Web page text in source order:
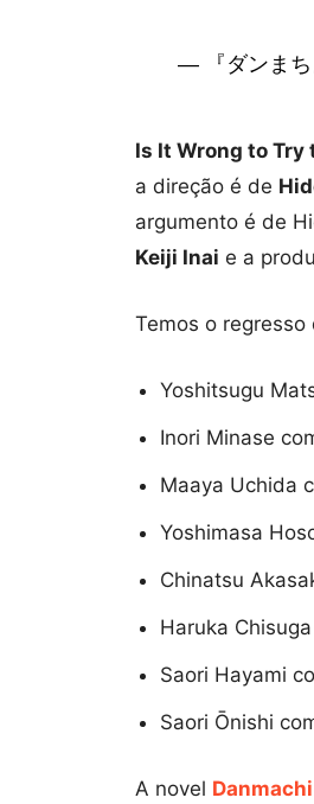
— 『ダンまち
Is It Wrong to Try
a direção é de
argumento é de
Keiji Inai e a
Temos o regresso
Yoshitsugu
Inori Minase
Maaya Uchida
Yoshimasa
Chinatsu
Haruka
Saori Hayami
Saori Ōnishi
A novel Danmachi